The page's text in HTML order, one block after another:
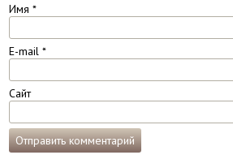
Имя *
E-mail *
Сайт